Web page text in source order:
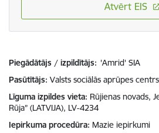
Atvērt EIS
Piegādātājs / izpildītājs: 'Amrid' SIA
Pasūtītājs Valsts sociālās aprūpes
Līguma izpildes vieta Rūjienas novads,
Rūja” (LATVIJA), LV-4234
Iepirkuma procedūra Mazie iepirkumi